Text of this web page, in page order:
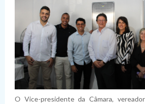
O Vice-presidente da Câmara,